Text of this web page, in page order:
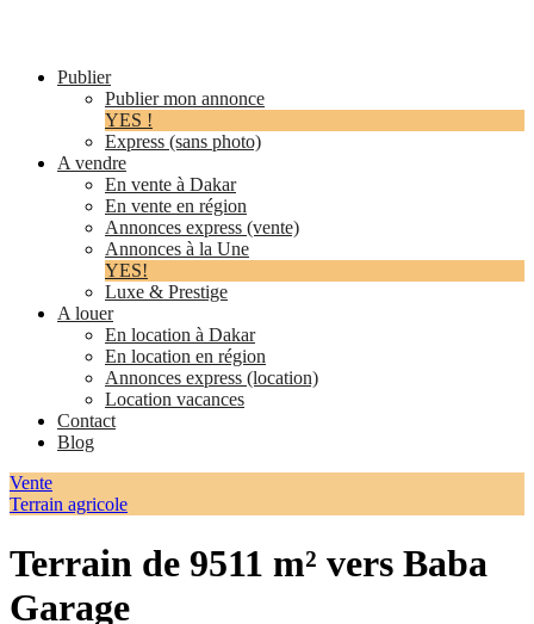
Publier
Publier mon annonce
YES !
Express (sans photo)
A vendre
En vente à Dakar
En vente en région
Annonces express (vente)
Annonces à la Une
YES!
Luxe & Prestige
A louer
En location à Dakar
En location en région
Annonces express (location)
Location vacances
Contact
Blog
Vente
Terrain agricole
Terrain de 9511 m² vers Baba
Garage